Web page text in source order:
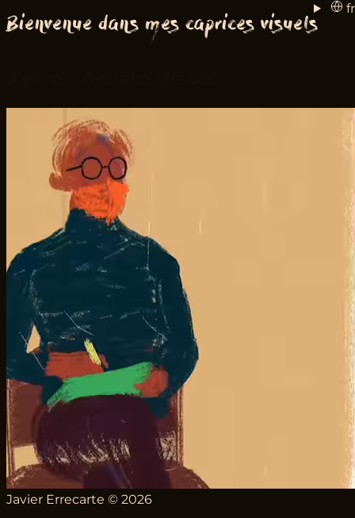
fr
Bienvenue dans mescaprices visuels
Javier Errecarte © 2026